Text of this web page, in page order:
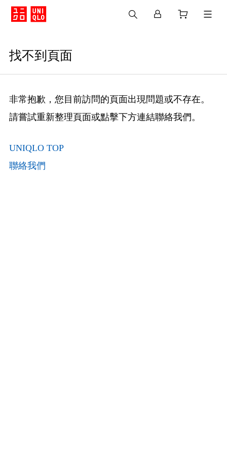
找不到頁面
非常抱歉，您目前訪問的頁面出現問題或不存在。
請嘗試重新整理頁面或點擊下方連結聯絡我們。
UNIQLO TOP
聯絡我們